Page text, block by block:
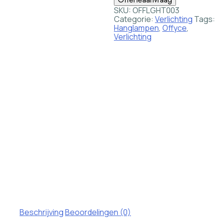
SKU:OFFLGHT003
Categorie: Verlichting Tags:
Hanglampen, Offyce,
Verlichting
BeschrijvingBeoordelingen (0)